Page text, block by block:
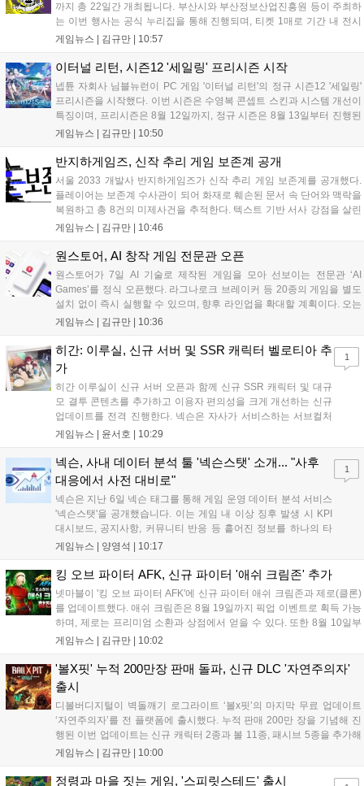
까지 총 22일간 개최됩니다. 부산시와 부산정보산업진흥원 등이 주최하
는 이번 행사는 공식 누리집을 통해 진행되며, 티켓 1매로 기간 내 전시
작을 제한 없이 체험할 수 있습니다. 일반 및 루키 부문 등 다양한 인디게
세계 누구나 참여 가능한 이번 행사는 역대 최대 규모로 열려 인디게임
생태계 확장에 기여할 전망입니다....
게임뉴스 | 김규만 10:57
이터널 리턴, 시즌12 '세일링' 프리시즌 시작
넵튠 자회사 님블뉴런이 PC 게임 '이터널 리턴'의 정규 시즌12 '세일링'
프리시즌을 시작했다. 이번 시즌은 수영복 콘셉트 스킨과 시스템 개선이
특징이며, 프리시즌은 8월 12일까지, 정규 시즌은 8월 13일부터 진행된
다. 실험체 관찰일지 추가와 후반부 전략 강화를 위한 다중 크로노 스피
대를 모으고 있다....
게임뉴스 | 김규만 10:50
반지하게임즈, 신작 추리 게임 보존계 공개
서울 2033 개발사 반지하게임즈가 신작 추리 게임 보존계를 공개했다.
플레이어는 보존계 수사관이 되어 화재로 훼손된 문서 속 단어와 맥락을
복원하고 총 8건의 미제사건을 추적한다. 텍스트 기반 서사 강점을 살린
이번 게임은 정보 조합과 사건 재구성이 핵심이며, 현재 스팀 상점 페이
개발에 박차를 가하고 있다....
게임뉴스 | 김규만 10:46
원스토어, AI 창작 게임 전문관 오픈
원스토어가 7일 AI 기술로 제작된 게임을 모아 선보이는 전문관 ‘AI
Games’를 정식 오픈했다. 라그나로크 브레이커 등 20종의 게임을 별도
설치 없이 즉시 실행할 수 있으며, 향후 라인업을 확대할 계획이다. 오는
11일부터는 게임 실행 시 할인 쿠폰을 지급하는 오픈 기념 이벤트도 진
있는 환경을 조성해 창작자와 이용자 모두에게 새로운 경험을 제공할 것
으로 기대된다....
게임뉴스 | 김규만 10:36
히간: 이루실, 신규 서버 및 SSR 캐릭터 벨로티아 추
가
히간 이루실이 신규 서버 오픈과 함께 신규 SSR 캐릭터 및 대규
모 결투 콘텐츠를 추가하고 이용자 편의성을 크게 개선하는 신규
업데이트를 전격 진행한다. 넥슨은 자사가 서비스하는 서브컬처
게임 히간 이루실에 신규 서버 'world3'을 개설하고 신규 캐릭터
이번 업데이트를 통해 어둠 속 서큐버스...
게임뉴스 | 윤서호 10:29
1
넥슨, 사내 데이터 분석 툴 '넥슨스탯' 소개... "사후
대응에서 사전 대비로"
넥슨은 지난 6일 넥슨 태그를 통해 게임 운영 데이터 분석 서비스
'넥슨스탯'을 공개했습니다. 이는 게임 내 이상 징후 발생 시 KPI
대시보드, 공지사항, 커뮤니티 반응 등 흩어진 정보를 하나의 타
임라인에 연결해 원인을 빠르게 파악하도록 돕는 관제 허브입니
중심의 운영 방식을 사전 대비 체계로 전환하며 데이터 기반의 효
율적인 의사결정을 지원하고 있습니다....
게임뉴스 | 양영석 10:17
1
킹 오브 파이터 AFK, 신규 파이터 '애쉬 크림존' 추가
넷마블이 '킹 오브 파이터 AFK'에 신규 파이터 애쉬 크림존과 제로(클론)
를 업데이트했다. 애쉬 크림존은 8월 19일까지 픽업 이벤트로 획득 가능
하며, 제로는 프리미엄 소환과 상점에서 얻을 수 있다. 또한 8월 10일부
터 14일까지 럭키 엘피 이벤트로 론을, 13일부터 26일까지 트로피칼 아
로 전략적 전투의 재미가 더욱 강화될 것으로 기대된다....
게임뉴스 | 김규만 10:02
'볼X핏' 누적 200만장 판매 돌파, 신규 DLC '자연주의자'
출시
디볼버디지털이 벽돌깨기 로그라이트 ‘볼x핏’의 마지막 무료 업데이트
‘자연주의자’를 전 플랫폼에 출시했다. 누적 판매 200만 장을 기념해 진
행된 이번 업데이트는 신규 캐릭터 2종과 볼 11종, 패시브 5종을 추가해
전략적 재미를 높였다. 게임은 PC와 콘솔, 모바일에서 한글판으로 즐길
라고 밝혀 향후 행보에 기대감을 모으고 있다. 상세 정보는 공식 홈페이
게임뉴스 | 김규만 10:00
정령과 마을 짓는 게임, '스피릿스테드' 출시